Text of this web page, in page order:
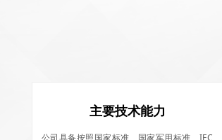
主要技术能力
公司具备按照国家标准、国家军用标准、IEC